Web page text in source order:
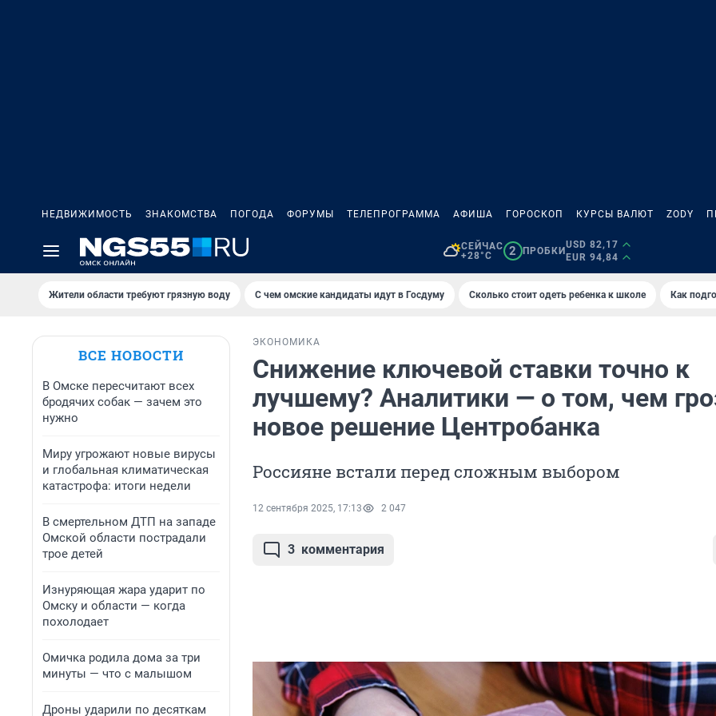
НЕДВИЖИМОСТЬ ЗНАКОМСТВА ПОГОДА ФОРУМЫ ТЕЛЕПРОГРАММА АФИША ГОРОСКОП КУРСЫ ВАЛЮТ ZODY
СЕЙЧАС
+28°C
2 ПРОБКИ
USD 82,17
EUR 94,84
Жители области требуют грязную воду С чем омские кандидаты идут в Госдуму Сколько стоит одеть ребенка к школе Как
ВСЕ НОВОСТИ
В Омске пересчитают всех
бродячих собак — зачем это
нужно
Миру угрожают новые вирусы
и глобальная климатическая
катастрофа: итоги недели
В смертельном ДТП на западе
Омской области пострадали
трое детей
Изнуряющая жара ударит по
Омску и области — когда
похолодает
Омичка родила дома за три
минуты — что с малышом
Дроны ударили по десяткам
ЭКОНОМИКА
Снижение ключевой ставки точно к
лучшему? Аналитики — о том, чем
новое решение Центробанка
Россияне встали перед сложным выбором
12 сентября 2025, 17:13 2 047
3 комментария